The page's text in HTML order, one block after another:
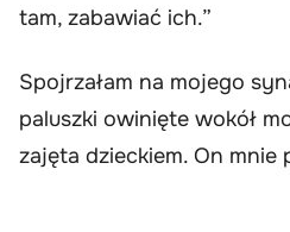
tam, zabawiać ich.”
Spojrzałam na mojego
paluszki owinięte wokół
zajęta dzieckiem. On mnie